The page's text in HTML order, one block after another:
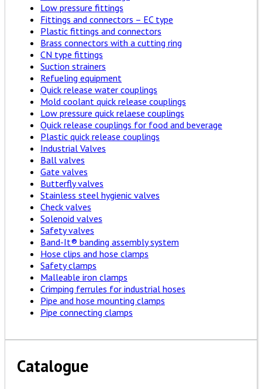
Low pressure fittings
Fittings and connectors – EC type
Plastic fittings and connectors
Brass connectors with a cutting ring
CN type fittings
Suction strainers
Refueling equipment
Quick release water couplings
Mold coolant quick release couplings
Low pressure quick relaese couplings
Quick release couplings for food and beverage
Plastic quick release couplings
Industrial Valves
Ball valves
Gate valves
Butterfly valves
Stainless steel hygienic valves
Check valves
Solenoid valves
Safety valves
Band-It® banding assembly system
Hose clips and hose clamps
Safety clamps
Malleable iron clamps
Crimping ferrules for industrial hoses
Pipe and hose mounting clamps
Pipe connecting clamps
Catalogue